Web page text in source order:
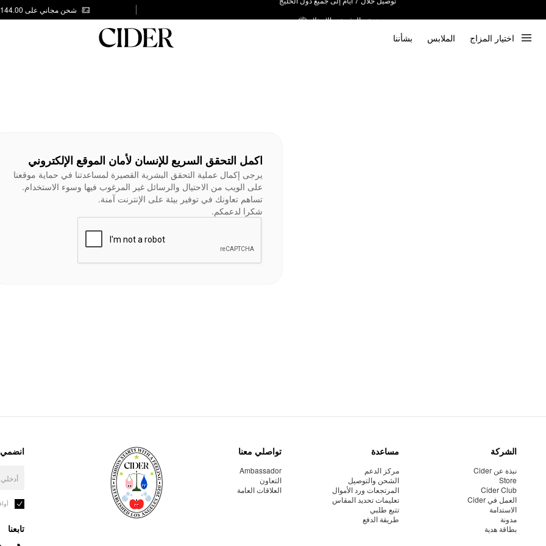
شحن مجاني على AED 144.00
اختيار المزاج الملابس بشأننا
اكمل التحقق السريع للإنسان لأمان الموقع الإلكتروني
يرجى إكمال عملية التحقق البشرية القصيرة لمساعدتنا في حماية موقعنا
على الويب من الاحتيال والرسائل غير المرغوب فيها وسوء الاستخدام.
تساهم تعاونك في توفير بيئة على الإنترنت آمنة.
شكرا لدعمكم.
الشركة
نبذة عن Cider
Store
Cider Club
العمل في Cider
الاستدامة
مدونة
بطاقة هدية
مساعدة
مركز الدعم
الشحن والتوصيل
المرتجعات ورد الأموال
تعليمات تحديد المقاس
تتبع طلبي
طريقة الدفع
تواصلي معنا
Ambassador
التعاون
العلاقات العامة
انضمي
تابعنا